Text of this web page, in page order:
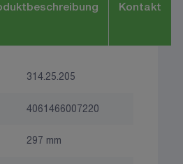
Kontakt
314.25.205
4061466007220
297 mm